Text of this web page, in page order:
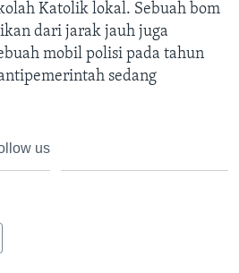
Katolik lokal. Sebuah bom
dari jarak jauh juga
mobil polisi pada tahun
sedang
us